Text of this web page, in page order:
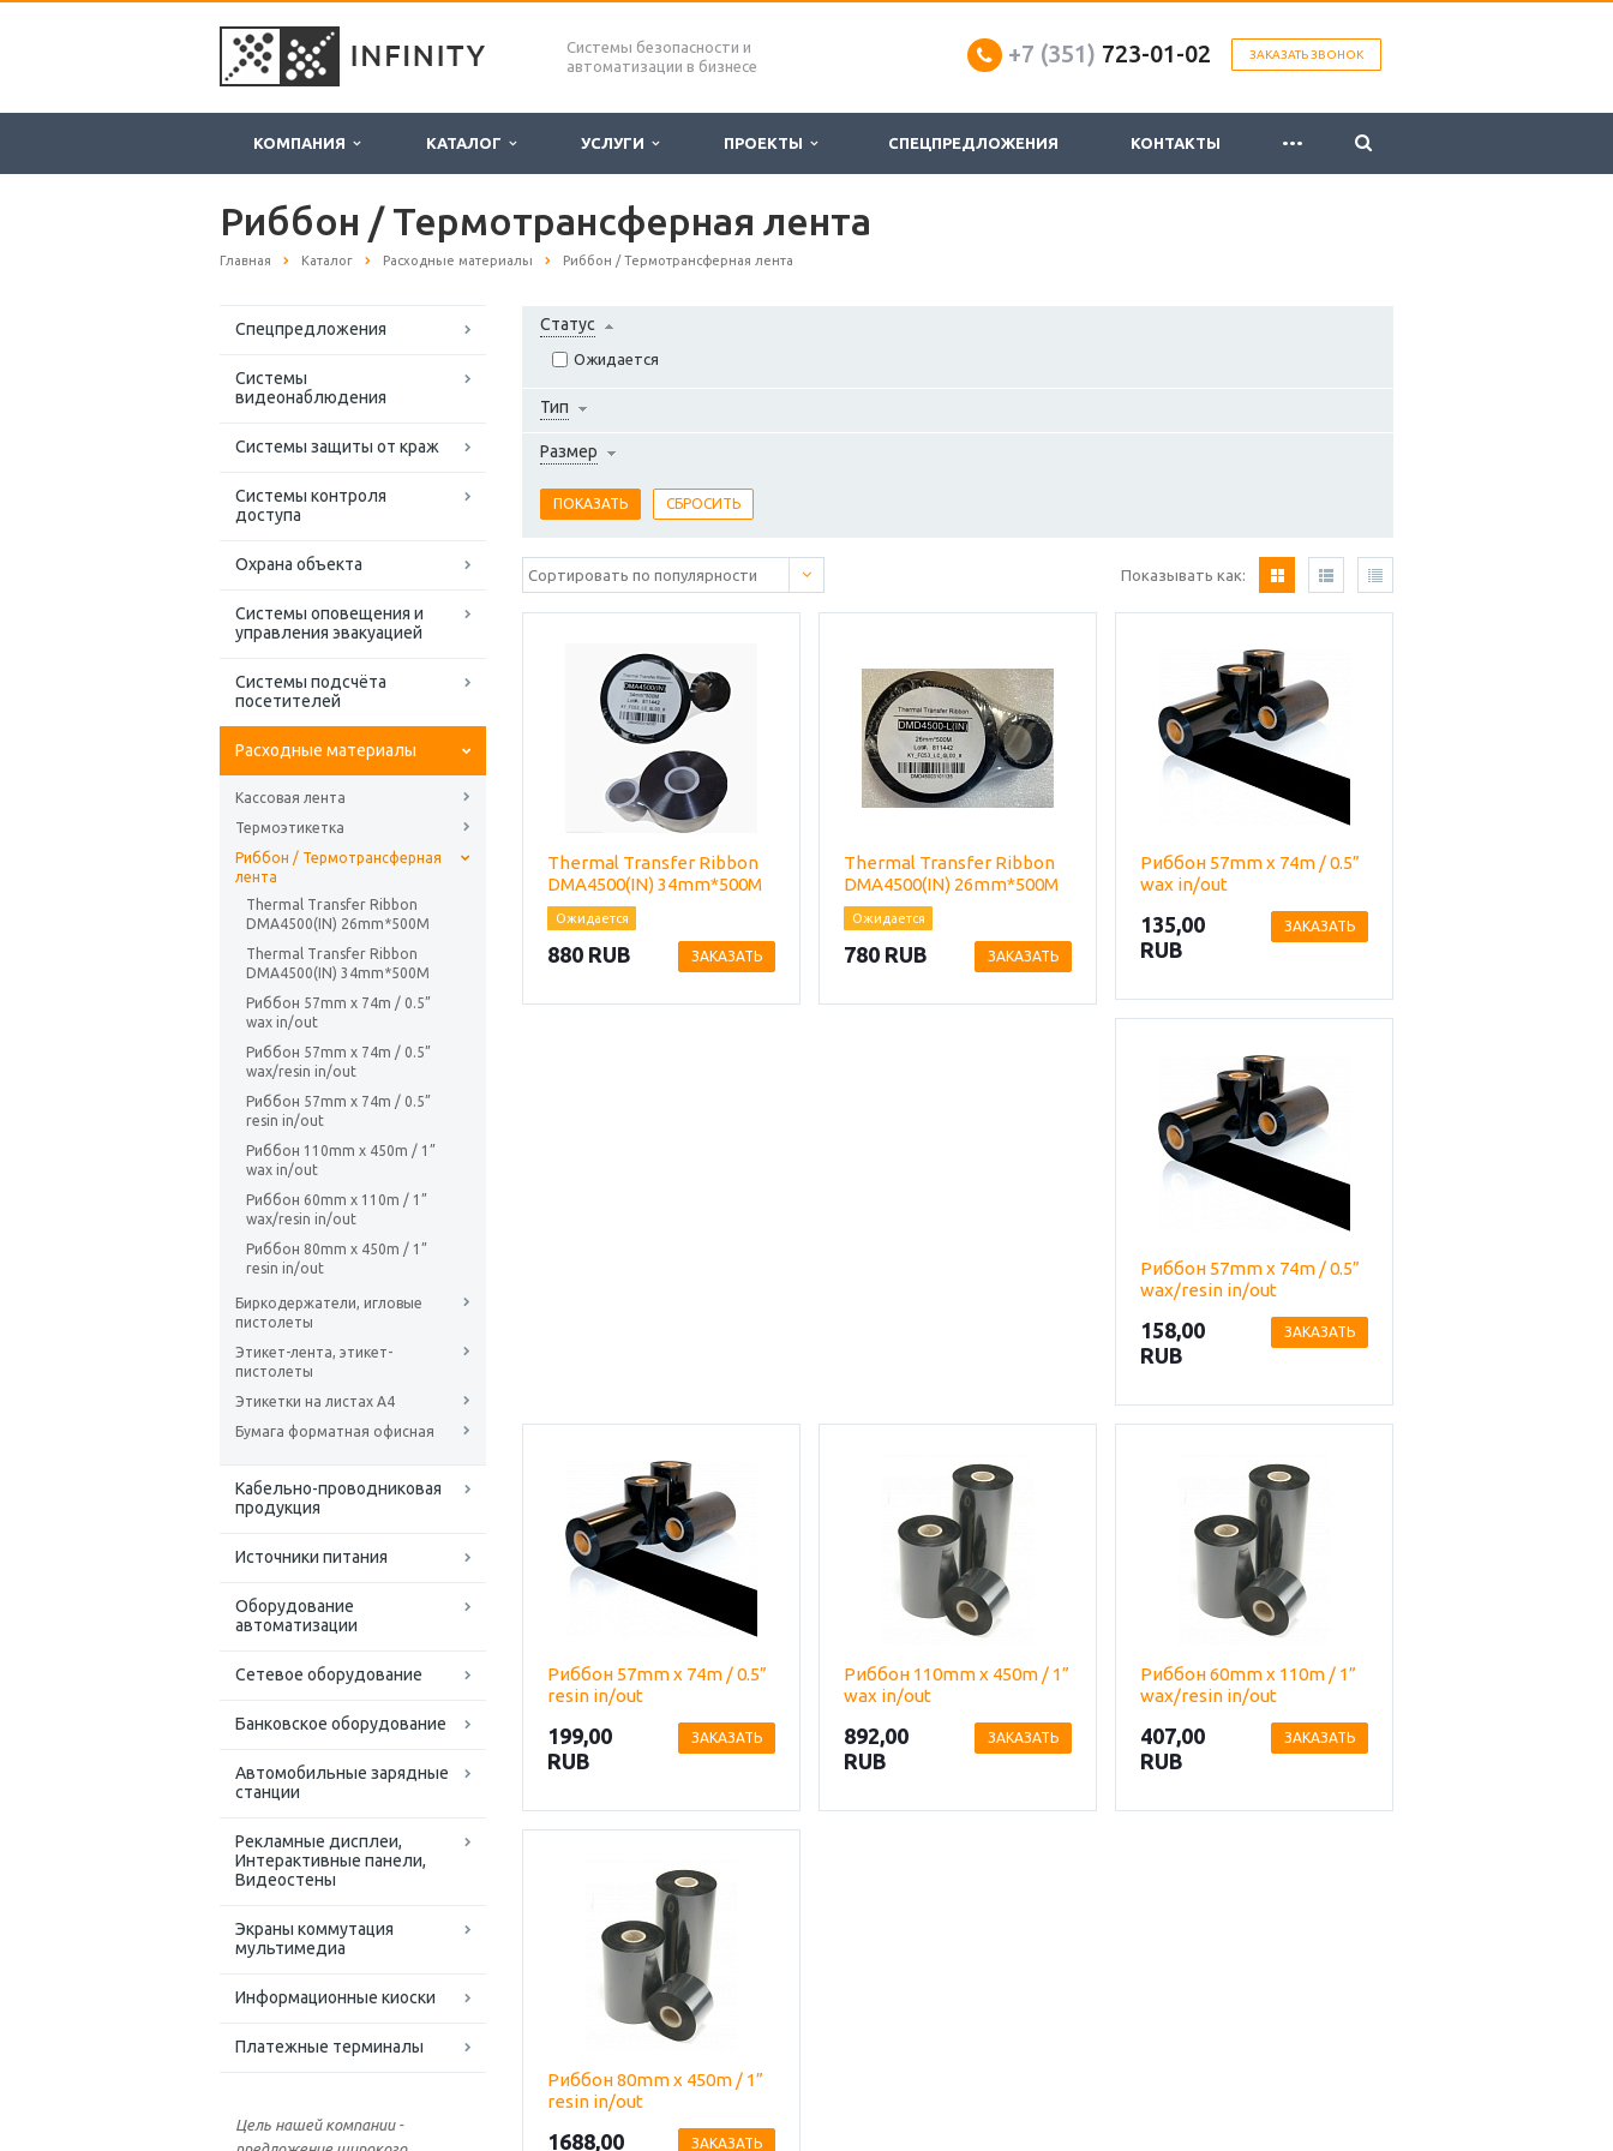
Системы безопасности и
автоматизации в бизнесе
ЗАКАЗАТЬ ЗВОНОК
+7 (351) 723-01-02
КОМПАНИЯ КАТАЛОГ УСЛУГИ ПРОЕКТЫ СПЕЦПРЕДЛОЖЕНИЯ КОНТАКТЫ ...
Риббон / Термотрансферная лента
Главная Каталог Расходные материалы Риббон / Термотрансферная лента
Спецпредложения
Системы
видеонаблюдения
Системы защиты от краж
Системы контроля
доступа
Охрана объекта
Системы оповещения и
управления эвакуацией
Системы подсчёта
посетителей
Расходные материалы
Кассовая лента
Термоэтикетка
Риббон / Термотрансферная
лента
Thermal Transfer Ribbon
DMA4500(IN) 26mm*500M
Thermal Transfer Ribbon
DMA4500(IN) 34mm*500M
Риббон 57mm х 74m / 0.5”
wax in/out
Риббон 57mm х 74m / 0.5”
wax/resin in/out
Риббон 57mm х 74m / 0.5”
resin in/out
Риббон 110mm х 450m / 1”
wax in/out
Риббон 60mm х 110m / 1”
wax/resin in/out
Риббон 80mm х 450m / 1”
resin in/out
Биркодержатели, игловые
пистолеты
Этикет-лента, этикет-
пистолеты
Этикетки на листах А4
Бумага форматная офисная
Кабельно-проводниковая
продукция
Источники питания
Оборудование
автоматизации
Сетевое оборудование
Банковское оборудование
Автомобильные зарядные
станции
Рекламные дисплеи,
Интерактивные панели,
Видеостены
Экраны коммутация
мультимедиа
Информационные киоски
Платежные терминалы
Цель нашей компании -
Статус
Ожидается
Тип
Размер
Показывать как:
Thermal Transfer Ribbon
DMA4500(IN) 34mm*500M
Ожидается
880 RUB ЗАКАЗАТЬ
Thermal Transfer Ribbon
DMA4500(IN) 26mm*500M
Ожидается
780 RUB ЗАКАЗАТЬ
Риббон 57mm х 74m / 0.5”
wax in/out
135,00
RUB
ЗАКАЗАТЬ
Риббон 57mm х 74m / 0.5”
wax/resin in/out
158,00
RUB
ЗАКАЗАТЬ
Риббон 57mm х 74m / 0.5”
resin in/out
199,00
RUB
ЗАКАЗАТЬ
Риббон 110mm х 450m / 1”
wax in/out
892,00
RUB
ЗАКАЗАТЬ
Риббон 60mm х 110m / 1”
wax/resin in/out
407,00
RUB
ЗАКАЗАТЬ
Риббон 80mm х 450m / 1”
resin in/out
1688,00 ЗАКАЗАТЬ